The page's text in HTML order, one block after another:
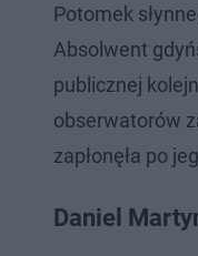
Potomek
Absolwent
publicznej
obserwatorów
zapłonęła po
Daniel